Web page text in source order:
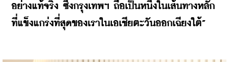
อย่างแท้จริง ซึ่งกรุงเทพฯ ถือเป็นหนึ่งในเส้นทางหลัก
ที่แข็งแกร่งที่สุดของเราในเอเชียตะวันออกเฉียงใต้”